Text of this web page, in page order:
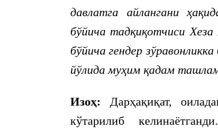
давлатга айлангани
бўйича тадқиқотчиси Хеза
бўйича гендер
йўлида муҳим қадам
Изоҳ: Дарҳақиқат,
кўтарилиб